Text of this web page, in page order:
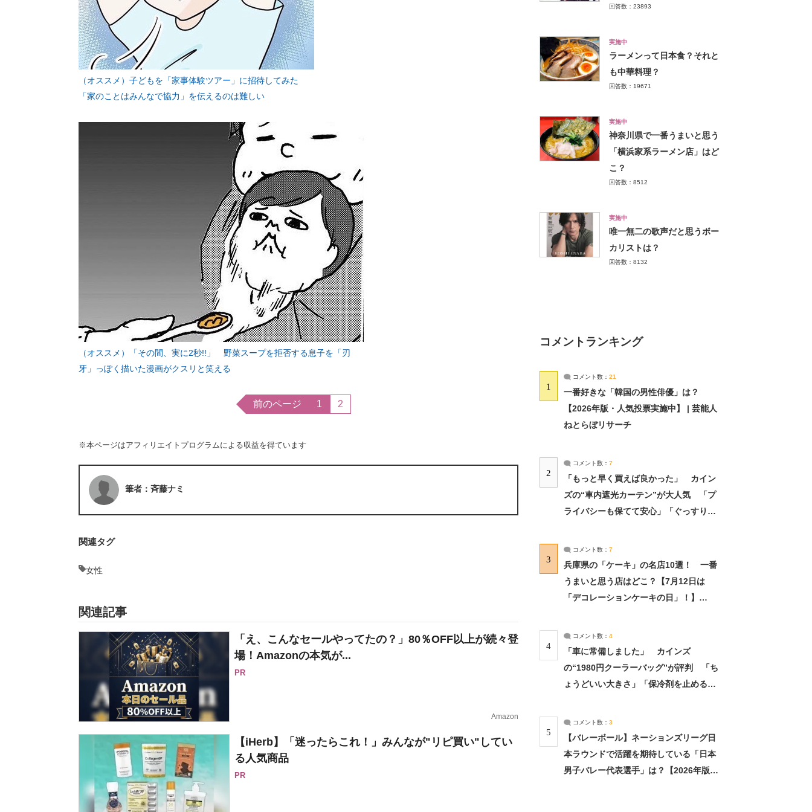
（オススメ）子どもを「家事体験ツアー」に招待してみた
「家のことはみんなで協力」を伝えるのは難しい
（オススメ）「その間、実に2秒!!」 野菜スープを拒否する息子を「刃
牙」っぽく描いた漫画がクスリと笑える
前のページ 1 2
※本ページはアフィリエイトプログラムによる収益を得ています
筆者：斉藤ナミ
関連タグ
女性
関連記事
「え、こんなセールやってたの？」80％OFF以上が続々登
場！Amazonの本気が...
PR
Amazon
【iHerb】「迷ったらこれ！」みんなが"リピ買い"してい
る人気商品
PR
回答数：23893
実施中
ラーメンって日本食？それと
も中華料理？
回答数：19671
実施中
神奈川県で一番うまいと思う
「横浜家系ラーメン店」はど
こ？
回答数：8512
実施中
唯一無二の歌声だと思うボー
カリストは？
回答数：8132
コメントランキング
1
コメント数： 21
一番好きな「韓国の男性俳優」は？
【2026年版・人気投票実施中】 | 芸能人
ねとらぼリサーチ
2
コメント数： 7
「もっと早く買えば良かった」 カイン
ズの“車内遮光カーテン”が大人気 「プ
ライバシーも保てて安心」「ぐっすり眠
3
コメント数： 7
兵庫県の「ケーキ」の名店10選！ 一番
うまいと思う店はどこ？【7月12日は
「デコレーションケーキの日」！】
4
コメント数： 4
「車に常備しました」 カインズ
の“1980円クーラーバッグ”が評判 「ち
ょうどいい大きさ」「保冷剤を止めるベ
5
コメント数： 3
【バレーボール】ネーションズリーグ日
本ラウンドで活躍を期待している「日本
男子バレー代表選手」は？【2026年版・